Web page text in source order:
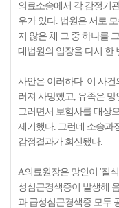
의료소송에서 각 감정기
우가 있다. 법원은 서로
지 않은 채 그 중 하나를
대법원의 입장을 다시 한
사안은 이러하다. 이 사
러져 사망했고, 유족은
그러면서 보험사를 대상
제기했다. 그런데 소송과
감정결과가 회신됐다.
A의료원장은 망인이 '질
성심근경색증이 발생해
과 급성심근경색증 모두